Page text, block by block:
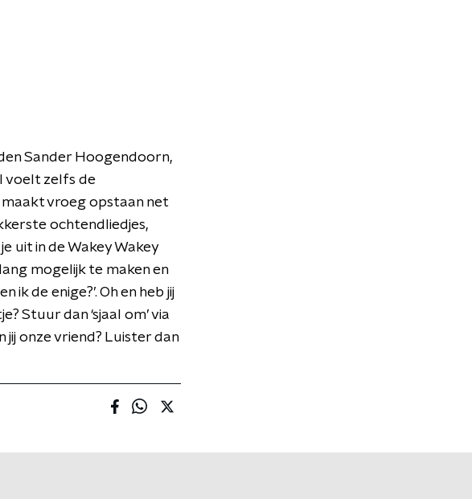
Sander Hoogendoorn,
voelt zelfs de
vroeg opstaan net
ochtendliedjes,
uit in de Wakey Wakey
mogelijk te maken en
ik de enige?’. Oh en heb jij
Stuur dan ‘sjaal om’ via
jij onze vriend? Luister dan